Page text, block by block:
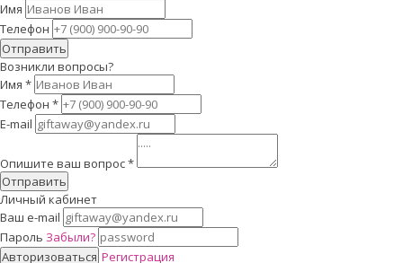
Имя
Телефон
Отправить
Возникли вопросы?
Имя *
Телефон *
E-mail
Опишите ваш вопрос*
Отправить
Личный кабинет
Ваш e-mail
Пароль Забыли?
Авторизоваться Регистрация